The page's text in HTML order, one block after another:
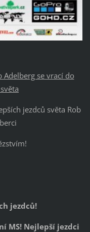
Adelberg se vrací do
jezdců světa Rob
jezdců!
Nejlepší jezdci